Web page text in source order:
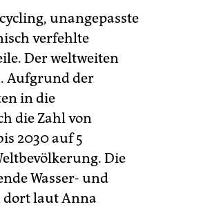
unangepasste
verfehlte
Der weltweiten
Aufgrund der
in die
die Zahl von
2030 auf 5
Die
Wasser- und
dort laut Anna